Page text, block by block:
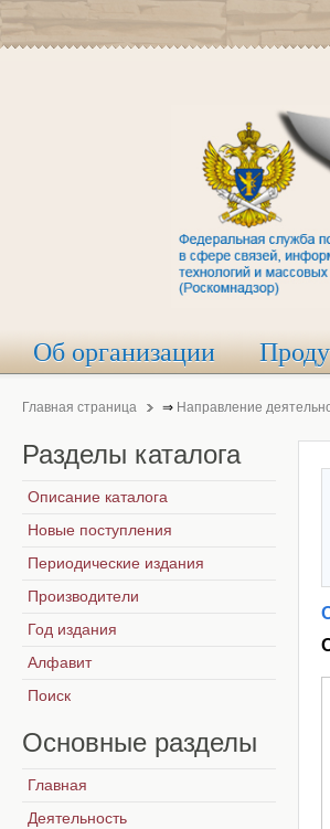
Об организации
Главная страница ⇒ Направление
Разделы каталога
Описание каталога
Новые поступления
Периодические издания
Производители
Год издания
Алфавит
Поиск
Основные разделы
Главная
Деятельность